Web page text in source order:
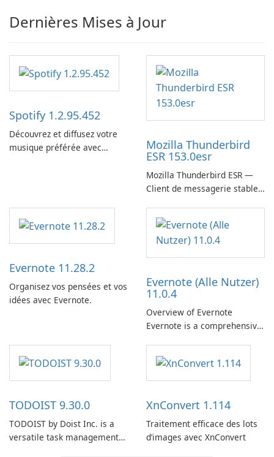
Dernières Mises à Jour
Spotify 1.2.95.452
Découvrez et diffusez votre
musique préférée avec
Mozilla Thunderbird
ESR 153.0esr
Mozilla Thunderbird ESR —
Client de messagerie stable,
l’entreprise
Evernote 11.28.2
Organisez vos pensées et vos
idées avec Evernote.
Evernote (Alle Nutzer)
11.0.4
Overview of Evernote
Evernote is a comprehensive
users capture, organize, and
access information across
TODOIST 9.30.0
TODOIST by Doist Inc. is a
versatile task management
XnConvert 1.114
Traitement efficace des lots
d’images avec XnConvert